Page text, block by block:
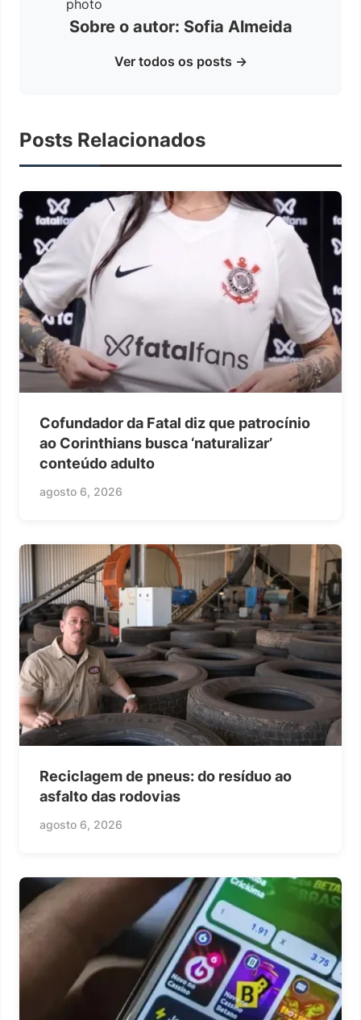
Sobre o autor: Sofia Almeida
Ver todos os posts →
Posts Relacionados
Cofundador da Fatal diz que patrocínio
ao Corinthians busca ‘naturalizar’
conteúdo adulto
agosto 6, 2026
Reciclagem de pneus: do resíduo ao
asfalto das rodovias
agosto 6, 2026